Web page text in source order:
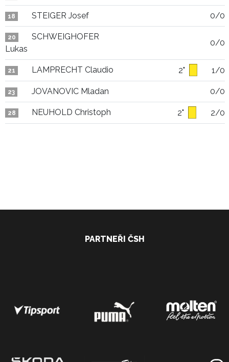
18 STEIGER Josef 0/0
20
SCHWEIGHOFER
Lukas
0/0
21 LAMPRECHT Claudio 2" 1/0
23 JOVANOVIC Mladan 0/0
28 NEUHOLD Christoph 2" 2/0
PARTNEŘI ČSH